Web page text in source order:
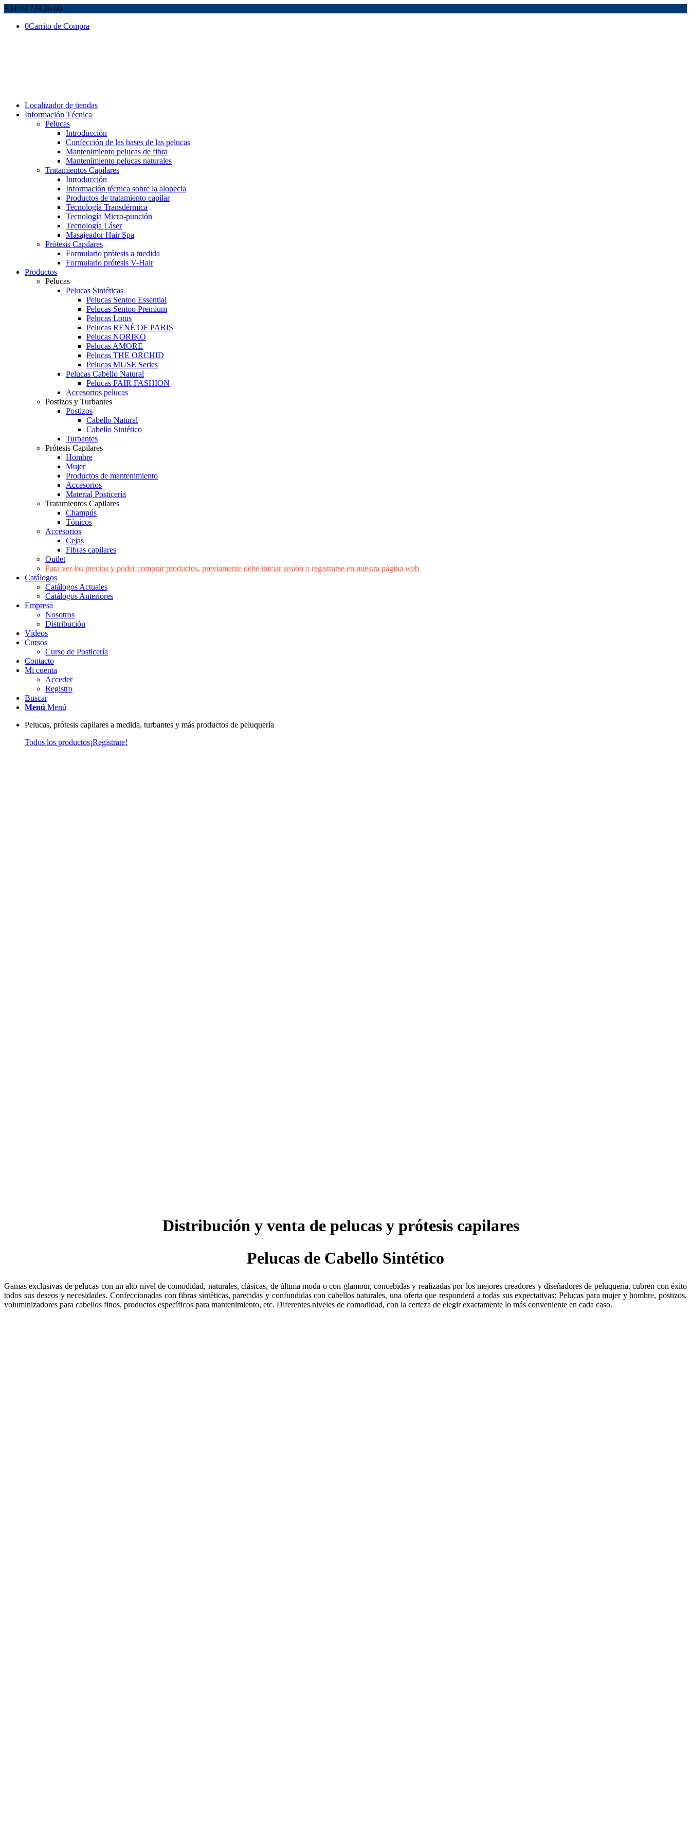
+34 93 723 26 00
0Carrito de Compra
Localizador de tiendas
Información Técnica
Pelucas
Introducción
Confección de las bases de las pelucas
Mantenimiento pelucas de fibra
Mantenimiento pelucas naturales
Tratamientos Capilares
Introducción
Información técnica sobre la alopecia
Productos de tratamiento capilar
Tecnología Transdérmica
Tecnología Micro-punción
Tecnología Láser
Masajeador Hair Spa
Prótesis Capilares
Formulario prótesis a medida
Formulario prótesis V-Hair
Productos
Pelucas
Pelucas Sintéticas
Pelucas Sentoo Essential
Pelucas Sentoo Premium
Pelucas Lotus
Pelucas RENÉ OF PARIS
Pelucas NORIKO
Pelucas AMORE
Pelucas THE ORCHID
Pelucas MUSE Series
Pelucas Cabello Natural
Pelucas FAIR FASHION
Accesorios pelucas
Postizos y Turbantes
Postizos
Cabello Natural
Cabello Sintético
Turbantes
Prótesis Capilares
Hombre
Mujer
Productos de mantenimiento
Accesorios
Material Posticería
Tratamientos Capilares
Champús
Tónicos
Accesorios
Cejas
Fibras capilares
Outlet
Para ver los precios y poder comprar productos, previamente debe iniciar sesión o registrarse en nuestra página web
Catálogos
Catálogos Actuales
Catálogos Anteriores
Empresa
Nosotros
Distribución
Vídeos
Cursos
Curso de Posticería
Contacto
Mi cuenta
Acceder
Registro
Buscar
Menú Menú
Pelucas, prótesis capilares a medida, turbantes y más productos de peluquería
Todos los productos¡Regístrate!
Distribución y venta de pelucas y prótesis capilares
Pelucas de Cabello Sintético
Gamas exclusivas de pelucas con un alto nivel de comodidad, naturales, clásicas, de última moda o con glamour, concebidas y realizadas por los mejores creadores y diseñadores de peluquería, cubren con éxito
todos sus deseos y necesidades. Confeccionadas con fibras sintéticas, parecidas y confundidas con cabellos naturales, una oferta que responderá a todas sus expectativas: Pelucas para mujer y hombre, postizos,
voluminizadores para cabellos finos, productos específicos para mantenimiento, etc. Diferentes niveles de comodidad, con la certeza de elegir exactamente lo más conveniente en cada caso.